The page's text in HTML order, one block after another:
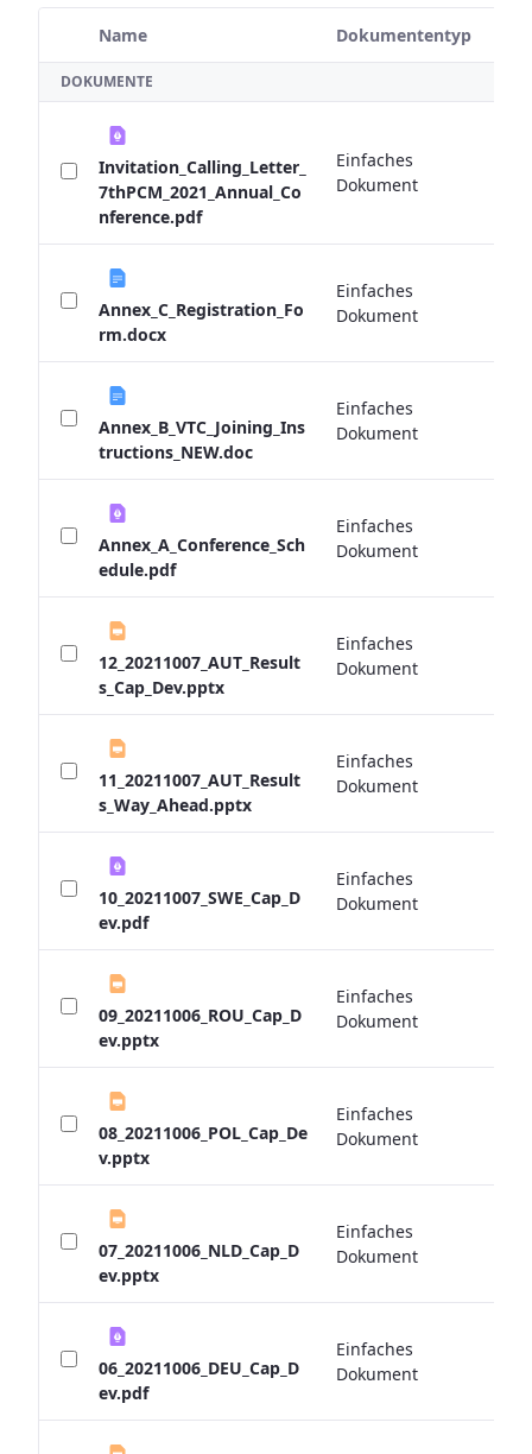
Ausgewähltes Element
Name Dokumententyp
DOKUMENTE
Invitation_Calling_Letter_
7thPCM_2021_Annual_Co
nference.pdf
Einfaches
Dokument
Annex_C_Registration_Fo
rm.docx
Einfaches
Dokument
Annex_B_VTC_Joining_Ins
tructions_NEW.doc
Einfaches
Dokument
Annex_A_Conference_Sch
edule.pdf
Einfaches
Dokument
12_20211007_AUT_Result
s_Cap_Dev.pptx
Einfaches
Dokument
11_20211007_AUT_Result
s_Way_Ahead.pptx
Einfaches
Dokument
10_20211007_SWE_Cap_D
ev.pdf
Einfaches
Dokument
09_20211006_ROU_Cap_D
ev.pptx
Einfaches
Dokument
08_20211006_POL_Cap_De
v.pptx
Einfaches
Dokument
07_20211006_NLD_Cap_D
ev.pptx
Einfaches
Dokument
06_20211006_DEU_Cap_D
ev.pdf
Einfaches
Dokument